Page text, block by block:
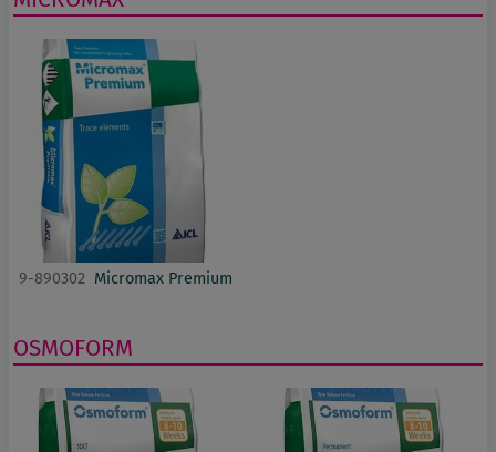
9-890302 Micromax Premium
OSMOFORM